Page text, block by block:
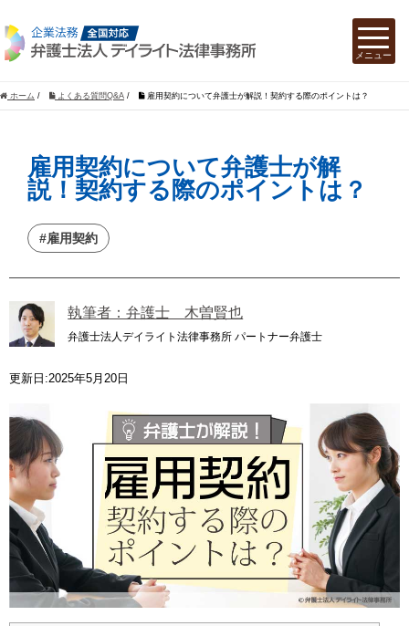
ホーム / よくある質問Q&A / 雇用契約について弁護士が解説！契約する際のポイントは？
雇用契約について弁護士が解
説！契約する際のポイントは？
#雇用契約
執筆者：弁護士 木曽賢也
弁護士法人デイライト法律事務所 パートナー弁護士
更新日:2025年5月20日